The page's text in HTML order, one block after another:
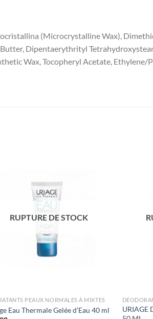
(Microcrystalline Wax),
Dipentaerythrityl
Wax, Tocopheryl Acetate, Ethylene/
RUPTURE DE STOCK
PEAUX NORMALES À MIXTES
Eau Thermale Gelée d’Eau 40 ml
URIAGE